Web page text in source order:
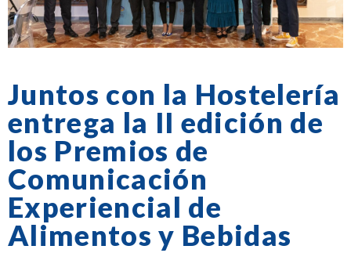
Juntos con la Hostelería
entrega la II edición de
los Premios de
Comunicación
Experiencial de
Alimentos y Bebidas